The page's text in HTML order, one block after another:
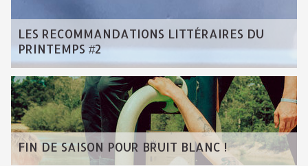
LES RECOMMANDATIONS LITTÉRAIRES DU
PRINTEMPS #2
FIN DE SAISON POUR BRUIT BLANC !